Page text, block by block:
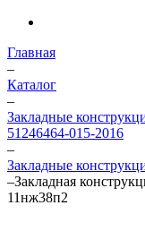
Главная
–
Каталог
–
Закладные
51246464-015-2016
–
Закладные
–Закладная
11нж38п2